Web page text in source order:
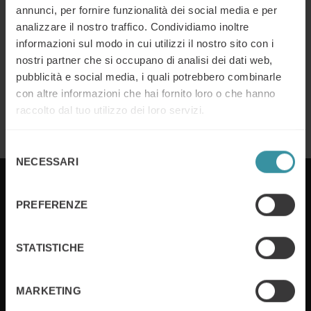
annunci, per fornire funzionalità dei social media e per
analizzare il nostro traffico. Condividiamo inoltre
informazioni sul modo in cui utilizzi il nostro sito con i
nostri partner che si occupano di analisi dei dati web,
pubblicità e social media, i quali potrebbero combinarle
con altre informazioni che hai fornito loro o che hanno
raccolto dal tuo utilizzo dei loro servizi.
delNECESSARI
PREFERENZE
STATISTICHE
MARKETING
modello vincente
Continua a leggere
Smarketing: cos’è e perché è
importante
Continua a leggere
International lavora tutti i giorni con le aziende con
l’obiettivo di migliorarne i risultati di vendita. Infatti,
nel corso della sua attività, Mercuri International ha
supportato oltre 15.000 aziende nel mondo a